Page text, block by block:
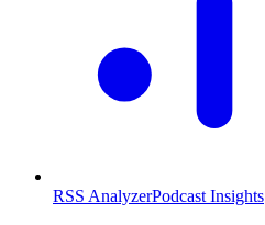
RSS AnalyzerPodcast Insights